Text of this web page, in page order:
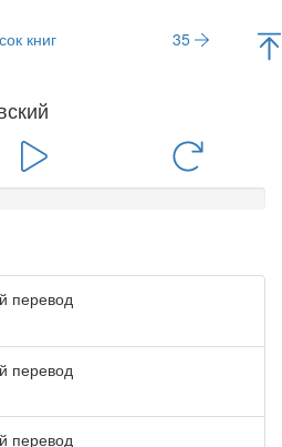
книг 35
перевод
перевод
перевод